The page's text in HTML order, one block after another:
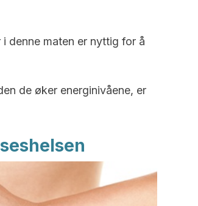
denne maten er nyttig for å
de øker energinivåene, er